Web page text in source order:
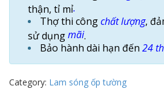
thận, tỉ mỉ.
Thợ thi côngchất lượng,
sử dụng mãi.
Bảo hành dài hạn đến 24
Category: Lam sóng ốp tường